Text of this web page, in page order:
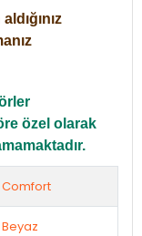
özel olarak
Comfort
Beyaz